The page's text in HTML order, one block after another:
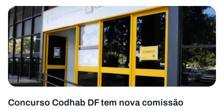
Concurso Codhab DF tem nova comissão